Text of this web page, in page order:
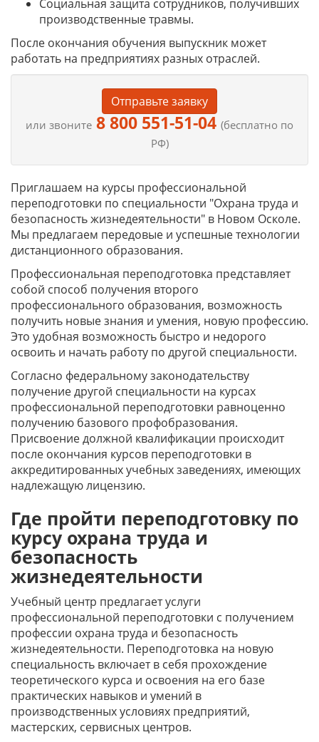
Социальная защита сотрудников, получивших
производственные травмы.
После окончания обучения выпускник может
работать на предприятиях разных отраслей.
Отправьте заявку
или звоните 8 800 551-51-04 (бесплатно по
РФ)
Приглашаем на курсы профессиональной
переподготовки по специальности "Охрана труда и
безопасность жизнедеятельности" в Новом Осколе.
Мы предлагаем передовые и успешные технологии
дистанционного образования.
Профессиональная переподготовка представляет
собой способ получения второго
профессионального образования, возможность
получить новые знания и умения, новую профессию.
Это удобная возможность быстро и недорого
освоить и начать работу по другой специальности.
Согласно федеральному законодательству
получение другой специальности на курсах
профессиональной переподготовки равноценно
получению базового профобразования.
Присвоение должной квалификации происходит
после окончания курсов переподготовки в
аккредитированных учебных заведениях, имеющих
надлежащую лицензию.
Где пройти переподготовку по
курсу охрана труда и
безопасность
жизнедеятельности
Учебный центр предлагает услуги
профессиональной переподготовки с получением
профессии охрана труда и безопасность
жизнедеятельности. Переподготовка на новую
специальность включает в себя прохождение
теоретического курса и освоения на его базе
практических навыков и умений в
производственных условиях предприятий,
мастерских, сервисных центров.